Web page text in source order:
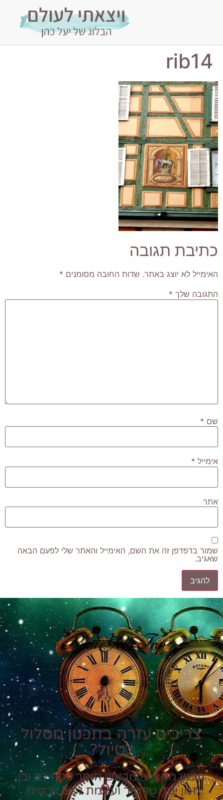
rib14
כתיבת תגובה
האימייל לא יוצג באתר. שדות החובה מסומנים *
התגובה שלך *
שם *
אימייל *
אתר
שמור בדפדפן זה את השם, האימייל והאתר שלי לפעם הבאה
שאגיב.
Plan Your Trip
צריכים עזרה בתכנון מסלול
לטיול?
תכנון מקצועי מראש חוסך כסף רב וכן
זמן יקר טרטור ועוגמת נפש ויבטיח